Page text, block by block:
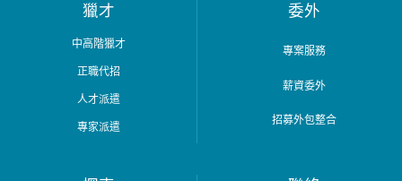
獵才
中高階獵才
正職代招
人才派遣
專家派遣
委外
專案服務
薪資委外
招募外包整合